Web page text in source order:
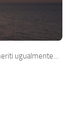
ugualmente…